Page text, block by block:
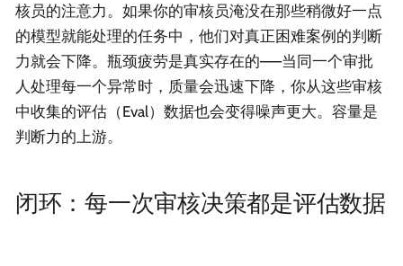
核员的注意力。如果你的审核员淹没在那些稍微好一点
的模型就能处理的任务中，他们对真正困难案例的判断
力就会下降。瓶颈疲劳是真实存在的——当同一个审批
人处理每一个异常时，质量会迅速下降，你从这些审核
中收集的评估（Eval）数据也会变得噪声更大。容量是
判断力的上游。
闭环：每一次审核决策都是评估数据